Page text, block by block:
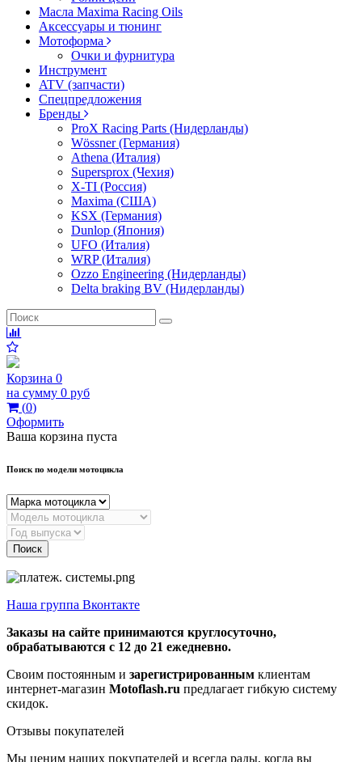
Масла Maxima Racing Oils
Аксессуары и тюнинг
Мотоформа
Очки и фурнитура
Инструмент
ATV (запчасти)
Спецпредложения
Бренды
ProX Racing Parts (Нидерланды)
Wössner (Германия)
Athena (Италия)
Supersprox (Чехия)
X-TI (Россия)
Maxima (США)
KSX (Германия)
Dunlop (Япония)
UFO (Италия)
WRP (Италия)
Ozzo Engineering (Нидерланды)
Delta braking BV (Нидерланды)
Корзина 0
на сумму 0 руб
(0)
Оформить
Ваша корзина пуста
Поиск по модели мотоцикла
Поиск
Наша группа Вконтакте
Заказы на сайте принимаются круглосуточно,
обрабатываются с 12 до 21 ежедневно.
Своим постоянным и зарегистрированным клиентам
интернет-магазин Motoflash.ru предлагает гибкую систему
скидок.
Отзывы покупателей
Мы ценим наших покупателей и всегда рады, когда вы